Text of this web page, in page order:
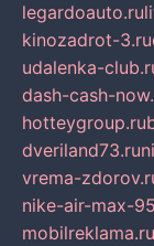
legardoauto.ru
kinozadrot-3.ru
udalenka-
dash-cash-
hotteygroup.ru
dveriland73.ru
vrema-
nike-air-max-
mobilreklama.ru